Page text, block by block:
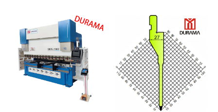
формы для сгибания
листового металла